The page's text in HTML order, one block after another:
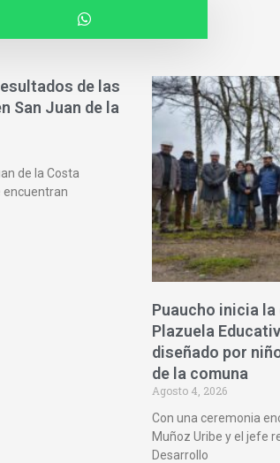
de las
San Juan de la
de la Costa
encuentran
Puaucho inicia
Plazuela
diseñado por
de la comuna
Agosto 4, 2026
Con una ceremonia
Muñoz Uribe y el jefe
Desarrollo